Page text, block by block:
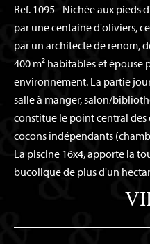
Ref. 1095 - Nichée aux
par une centaine d'oliviers,
par un architecte de renom,
400 m² habitables et épouse
environnement. La partie
salle à manger, salon/
constitue le point central des
cocons indépendants
La piscine 16x4, apporte la
bucolique de plus d'un